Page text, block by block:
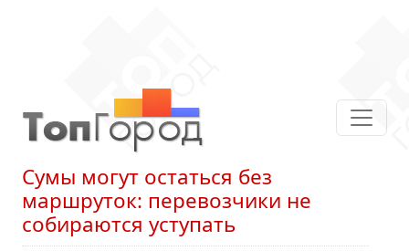
Сумы могут остаться без
маршруток: перевозчики не
собираются уступать